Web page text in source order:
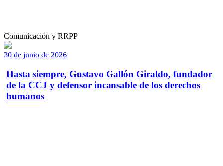
Comunicación y RRPP
30 de junio de 2026
Hasta siempre, Gustavo Gallón Giraldo, fundador
de la CCJ y defensor incansable de los derechos
humanos